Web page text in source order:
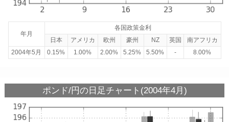
年月
各国政策金利
日本
アメリカ 欧州 豪州 NZ 英国
南アフリカ
2004年5月
0.15% 1.00% 2.00% 5.25% 5.50% - 8.00%
ポンド/円の日足チャート(2004年4月)